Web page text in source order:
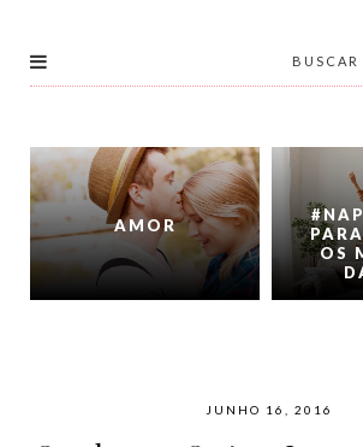
AMOR
OS
JUNHO 16, 2016